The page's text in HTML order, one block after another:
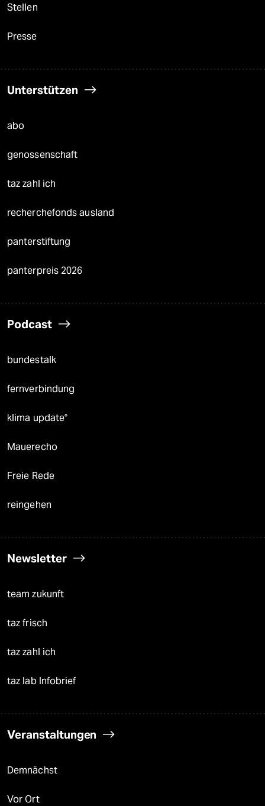
Stellen
Presse
Unterstützen
abo
genossenschaft
taz zahl ich
recherchefonds ausland
panterstiftung
panterpreis 2026
Podcast
bundestalk
fernverbindung
klima update°
Mauerecho
Freie Rede
reingehen
Newsletter
team zukunft
taz frisch
taz zahl ich
taz lab Infobrief
Veranstaltungen
Demnächst
Vor Ort